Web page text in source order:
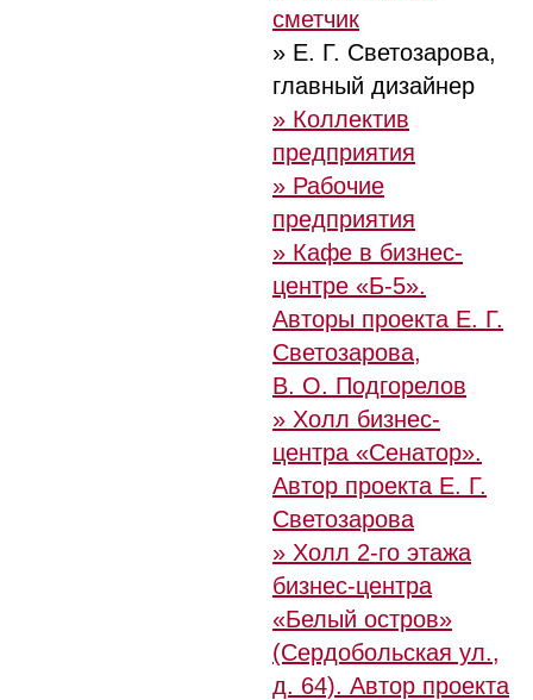
сметчик
» Е. Г. Светозарова,
главный дизайнер
» Коллектив
предприятия
» Рабочие
предприятия
» Кафе в бизнес-
центре «Б-5».
Авторы проекта Е. Г.
Светозарова,
В. О. Подгорелов
» Холл бизнес-
центра «Сенатор».
Автор проекта Е. Г.
Светозарова
» Холл 2-го этажа
бизнес-центра
«Белый остров»
(Сердобольская ул.,
д. 64). Автор проекта